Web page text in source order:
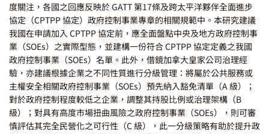
度關注，各國之回應反映於 GATT 第17條及跨太平洋夥伴全面進步
協定（CPTPP 協定）政府控制事業專章的相關規範中。本研究建議
我國在申請加入 CPTPP 協定前，應全面盤點中央及地方政府控制事
業（SOEs）之實際型態，並建構一份符合 CPTPP 協定定義之我國
政府控制事業（SOEs）名單。此外，借鏡加拿大皇家公司治理經
驗，亦建議根據企業之不同性質進行分級管理：將屬於公共服務或
主權安全相關政府控制事業（SOEs）預先納入豁免清單（A 級）；
對於政府控制程度較低之企業，調整其持股比例或治理架構（B
級）；對具有高度市場扭曲風險之政府控制事業（SOEs），則可審
慎評估其完全民營化之可行性（C 級），此一分級策略有助於提升政